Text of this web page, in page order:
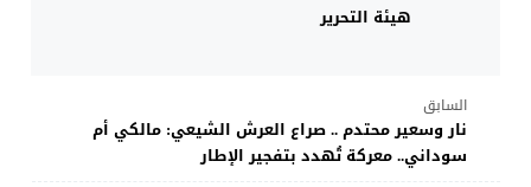
هيئة التحرير
السابق
نار وسعير محتدم .. صراع العرش الشيعي: مالكي أم
سوداني.. معركة تُهدد بتفجير الإطار